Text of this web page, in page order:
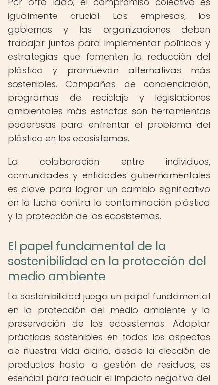
igualmente crucial. Las empresas, los
gobiernos y las organizaciones deben
trabajar juntos para implementar políticas y
estrategias que fomenten la reducción del
plástico y promuevan alternativas más
sostenibles. Campañas de concienciación,
programas de reciclaje y legislaciones
ambientales más estrictas son herramientas
poderosas para enfrentar el problema del
plástico en los ecosistemas.
La colaboración entre individuos,
comunidades y entidades gubernamentales
es clave para lograr un cambio significativo
en la lucha contra la contaminación plástica
y la protección de los ecosistemas.
El papel fundamental de la
sostenibilidad en la protección del
medio ambiente
La sostenibilidad juega un papel fundamental
en la protección del medio ambiente y la
preservación de los ecosistemas. Adoptar
prácticas sostenibles en todos los aspectos
de nuestra vida diaria, desde la elección de
productos hasta la gestión de residuos, es
esencial para reducir el impacto negativo del